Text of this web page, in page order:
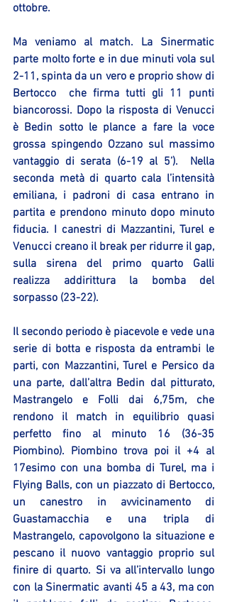
ottobre.
Ma veniamo al match. La Sinermatic
parte molto forte e in due minuti vola sul
2-11, spinta da un vero e proprio show di
Bertocco  che firma tutti gli 11 punti
biancorossi. Dopo la risposta di Venucci
è Bedin sotto le plance a fare la voce
grossa spingendo Ozzano sul massimo
vantaggio di serata (6-19 al 5’).  Nella
seconda metà di quarto cala l’intensità
emiliana, i padroni di casa entrano in
partita e prendono minuto dopo minuto
fiducia. I canestri di Mazzantini, Turel e
Venucci creano il break per ridurre il gap,
sulla sirena del primo quarto Galli
realizza addirittura la bomba del
sorpasso (23-22).
Il secondo periodo è piacevole e vede una
serie di botta e risposta da entrambi le
parti, con Mazzantini, Turel e Persico da
una parte, dall’altra Bedin dal pitturato,
Mastrangelo e Folli dai 6,75m, che
rendono il match in equilibrio quasi
perfetto fino al minuto 16 (36-35
Piombino). Piombino trova poi il +4 al
17esimo con una bomba di Turel, ma i
Flying Balls, con un piazzato di Bertocco,
un canestro in avvicinamento di
Guastamacchia e una tripla di
Mastrangelo, capovolgono la situazione e
pescano il nuovo vantaggio proprio sul
finire di quarto. Si va all’intervallo lungo
con la Sinermatic avanti 45 a 43, ma con